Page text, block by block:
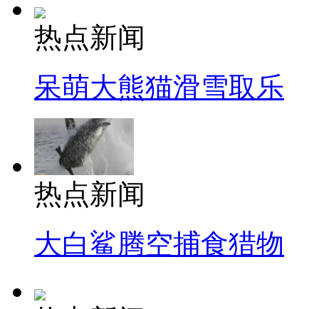
热点新闻
呆萌大熊猫滑雪取乐
热点新闻
大白鲨腾空捕食猎物